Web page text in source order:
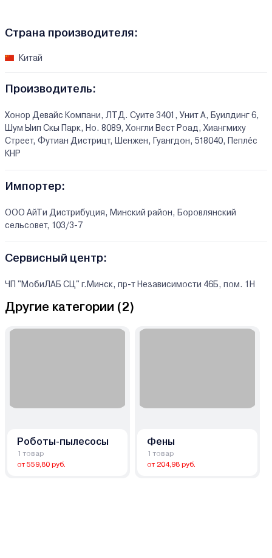
Страна производителя:
Китай
Производитель:
Хонор Девайс Компани, ЛТД. Суите 3401, Унит A, Буилдинг 6,
Шум Ыип Скы Парк, Но. 8089, Хонгли Вест Роад, Xиангмиху
Стреет, Футиан Дистрицт, Шенжен, Гуангдон, 518040, Пепле`с
КНР
Импортер:
ООО АйТи Дистрибуция, Минский район, Боровлянский
сельсовет, 103/3-7
Сервисный центр:
ЧП "МобиЛАБ СЦ" г.Минск, пр-т Независимости 46Б, пом. 1Н
Другие категории (2)
Роботы-пылесосы
1 товар
от 559,80 руб.
Фены
1 товар
от 204,98 руб.